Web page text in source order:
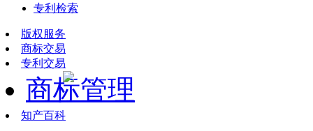
专利检索
版权服务
商标交易
专利交易
商标管理
知产百科